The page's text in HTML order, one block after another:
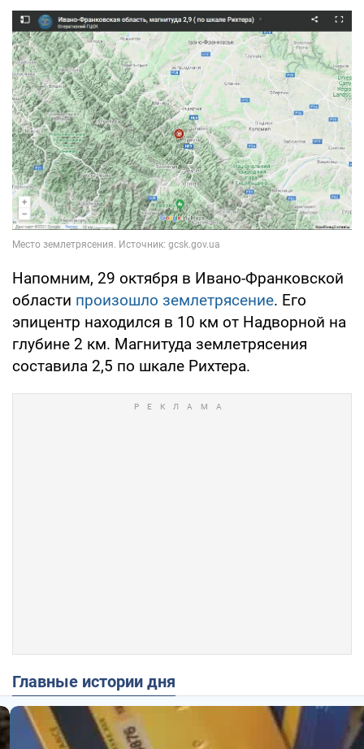
Напомним, 29 октября в Ивано-Франковской
области произошло землетрясение. Его
эпицентр находился в 10 км от Надворной на
глубине 2 км. Магнитуда землетрясения
составила 2,5 по шкале Рихтера.
Главные истории дня